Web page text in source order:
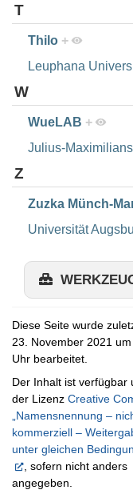
T
Thilo +
Leuphana
W
WueLAB +
Julius-
Z
Zuzka Münch-
Universität
Diese Seite wurde
23. November 2021 um
Uhr bearbeitet.
Der Inhalt ist verfügbar
der Lizenz Creative
„Namensnennung –
kommerziell –
unter gleichen
, sofern nicht anders
angegeben.